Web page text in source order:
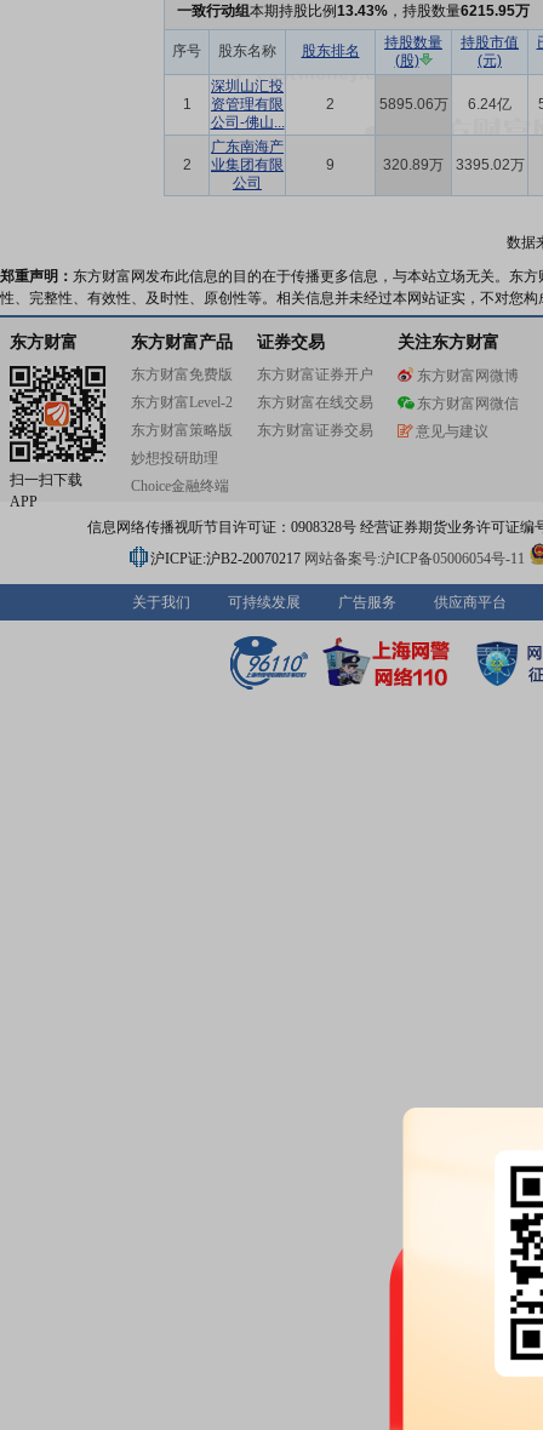
一致行动组本期持股比例13.43% ，持股数量6215.95万
序号 股东名称 股东排名
持股数量
(股)
持股市值
(元)
1
深圳山汇投
资管理有限
公司-佛山...
2 5895.06万 6.24亿
2
广东南海产
业集团有限
公司
9 320.89万 3395.02万
数据
郑重声明： 东方财富网发布此信息的目的在于传播更多信息，与本站立场无关。东
性、完整性、有效性、及时性、原创性等。相关信息并未经过本网站证实，不对您
东方财富
扫一扫下载
APP
东方财富产品
东方财富免费版
东方财富Level-2
东方财富策略版
妙想投研助理
Choice金融终端
证券交易
东方财富证券开户
东方财富在线交易
东方财富证券交易
关注东方财富
东方财富网微博
东方财富网微信
意见与建议
信息网络传播视听节目许可证：0908328号 经营证券期货业务许可证编
沪ICP证:沪B2-20070217 网站备案号:沪ICP备05006054号-11
关于我们 可持续发展 广告服务 供应商平台